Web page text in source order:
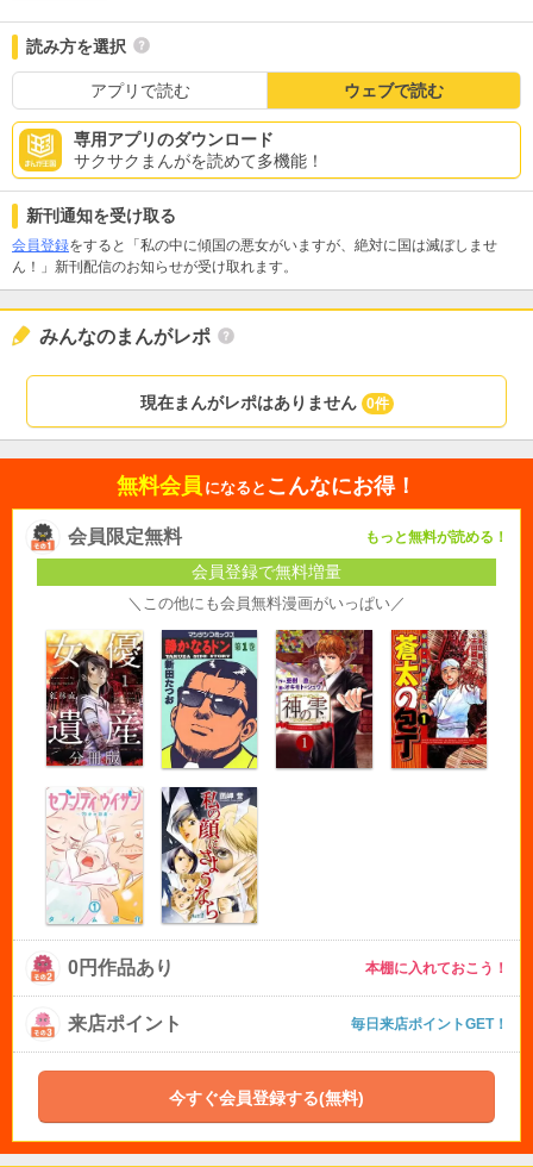
読み方を選択
アプリで読む ウェブで読む
専用アプリのダウンロード
サクサクまんがを読めて多機能！
新刊通知を受け取る
会員登録をすると「私の中に傾国の悪女がいますが、絶対に国は滅ぼしませ
ん！」新刊配信のお知らせが受け取れます。
みんなのまんがレポ
現在まんがレポはありません 0件
無料会員 になると こんなにお得！
会員限定無料 もっと無料が読める！
会員登録で無料増量
＼この他にも会員無料漫画がいっぱい／
0円作品あり 本棚に入れておこう！
来店ポイント 毎日来店ポイントGET！
今すぐ会員登録する(無料)